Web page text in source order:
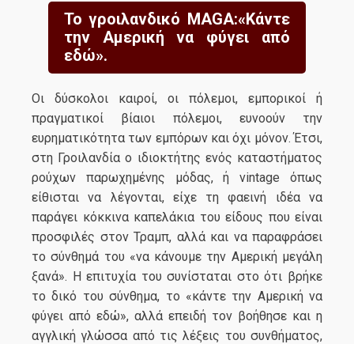
Το γροιλανδικό MAGA:«Κάντε
την Αμερική να φύγει από
εδώ».
Οι δύσκολοι καιροί, οι πόλεμοι, εμπορικοί ή
πραγματικοί βίαιοι πόλεμοι, ευνοούν την
ευρηματικότητα των εμπόρων και όχι μόνον. Έτσι,
στη Γροιλανδία ο ιδιοκτήτης ενός καταστήματος
ρούχων παρωχημένης μόδας, ή vintage όπως
είθισται να λέγονται, είχε τη φαεινή ιδέα να
παράγει κόκκινα καπελάκια του είδους που είναι
προσφιλές στον Τραμπ, αλλά και να παραφράσει
το σύνθημά του «να κάνουμε την Αμερική μεγάλη
ξανά». Η επιτυχία του συνίσταται στο ότι βρήκε
το δικό του σύνθημα, το «κάντε την Αμερική να
φύγει από εδώ», αλλά επειδή τον βοήθησε και η
αγγλική γλώσσα από τις λέξεις του συνθήματος,